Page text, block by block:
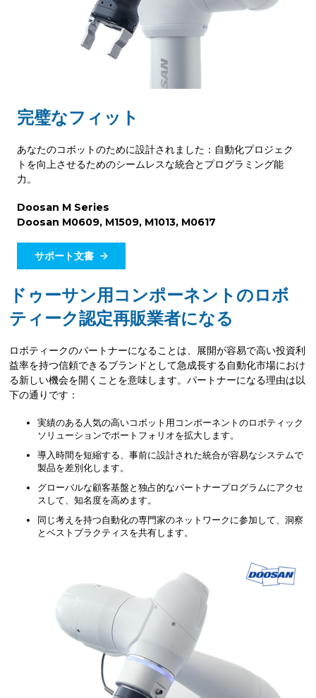
完璧なフィット
あなたのコボットのために設計されました：自動化プロジェク
トを向上させるためのシームレスな統合とプログラミング能
力。
Doosan M Series
Doosan M0609, M1509, M1013, M0617
サポート文書
ドゥーサン用コンポーネントのロボ
ティーク認定再販業者になる
ロボティークのパートナーになることは、展開が容易で高い投資利
益率を持つ信頼できるブランドとして急成長する自動化市場におけ
る新しい機会を開くことを意味します。パートナーになる理由は以
下の通りです：
実績のある人気の高いコボット用コンポーネントのロボティック
ソリューションでポートフォリオを拡大します。
導入時間を短縮する、事前に設計された統合が容易なシステムで
製品を差別化します。
グローバルな顧客基盤と独占的なパートナープログラムにアクセ
スして、知名度を高めます。
同じ考えを持つ自動化の専門家のネットワークに参加して、洞察
とベストプラクティスを共有します。